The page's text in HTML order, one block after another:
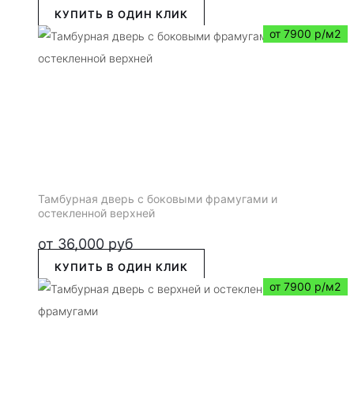
КУПИТЬ В ОДИН КЛИК
от 7900 р/м2
Тамбурная дверь с боковыми фрамугами и
остекленной верхней
от 36,000 руб
КУПИТЬ В ОДИН КЛИК
от 7900 р/м2